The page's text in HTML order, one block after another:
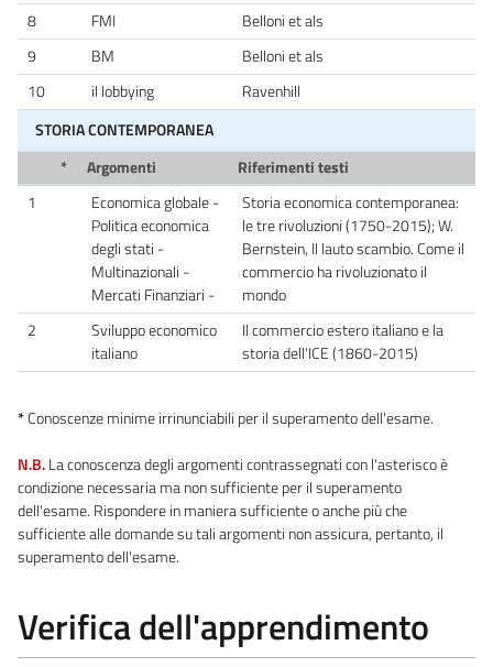
8 FMI
Belloni et als
9
BM
Belloni et als
10
il lobbying
Ravenhill
STORIA CONTEMPORANEA
*
Argomenti
Riferimenti testi
1
Economica globale -
Politica economica
degli stati -
Multinazionali -
Mercati Finanziari -
Storia economica contemporanea:
le tre rivoluzioni (1750-2015); W.
Bernstein, Il lauto scambio. Come il
commercio ha rivoluzionato il
mondo
2
Sviluppo economico
italiano
Il commercio estero italiano e la
storia dell'ICE (1860-2015)
*Conoscenze minime irrinunciabili per il superamento dell'esame.
N.B.La conoscenza degli argomenti contrassegnati con l'asterisco è
condizione necessaria ma non sufficiente per il superamento
dell'esame. Rispondere in maniera sufficiente o anche più che
sufficiente alle domande su tali argomenti non assicura, pertanto, il
superamento dell'esame.
Verifica dell'apprendimento